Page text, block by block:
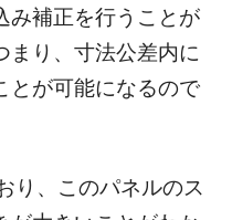
み補正を行うことが
まり、寸法公差内に
とが可能になるので
り、このパネルのス